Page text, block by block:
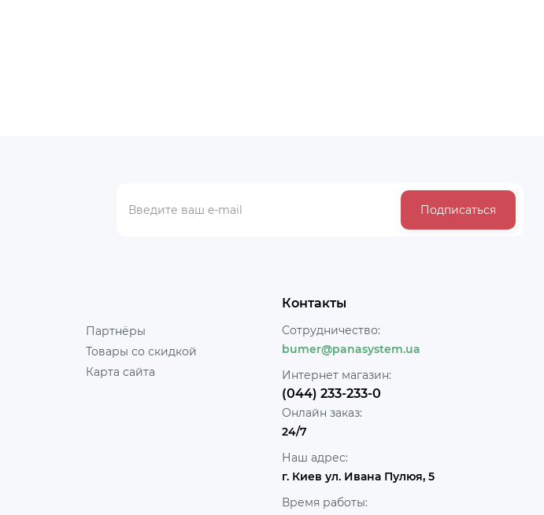
Подписаться
Партнёры
Товары со скидкой
Карта сайта
Контакты
Сотрудничество:
bumer@panasystem.ua
Интернет магазин:
(044) 233-233-0
Онлайн заказ:
24/7
Наш адрес:
г. Киев ул. Ивана Пулюя, 5
Время работы: